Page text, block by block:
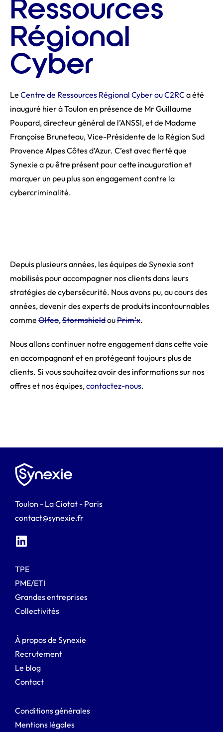
Ressources
Régional
Cyber
Le Centre de Ressources Régional Cyber ou C2RCa été
inauguré hier à Toulon en présence de Mr Guillaume
Poupard, directeur général de l’ANSSI, et de Madame
Françoise Bruneteau, Vice-Présidente de la Région Sud
Provence Alpes Côtes d’Azur. C’est avec fierté que
Synexie a pu être présent pour cette inauguration et
marquer un peu plus son engagement contre la
cybercriminalité.
Depuis plusieurs années, les équipes de Synexie sont
mobilisés pour accompagner nos clients dans leurs
stratégies de cybersécurité. Nous avons pu, au cours des
années, devenir des experts de produits incontournables
comme Olfeo,StormshieldouPrim’x.
Nous allons continuer notre engagement dans cette voie
en accompagnant et en protégeant toujours plus de
clients. Si vous souhaitez avoir des informations sur nos
offres et nos équipes,contactez-nous.
Toulon - La Ciotat - Paris
contact@synexie.fr
TPE
PME/ETI
Grandes entreprises
Collectivités
À propos de Synexie
Recrutement
Le blog
Contact
Conditions générales
Mentions légales